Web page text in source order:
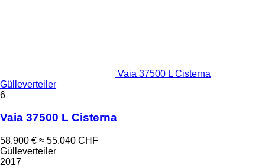
Vaia 37500 L Cisterna
Gülleverteiler
6
Vaia 37500 L Cisterna
58.900 € ≈ 55.040 CHF
Gülleverteiler
2017